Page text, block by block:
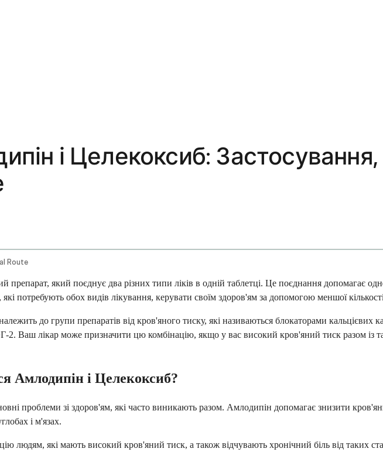
і Целекоксиб: Застосування,
Route
препарат, який поєднує два різних типи ліків в одній таблетці. Це поєднання допомагає
потребують обох видів лікування, керувати своїм здоров'ям за допомогою меншої
до групи препаратів від кров'яного тиску, які називаються блокаторами кальцієвих
2. Ваш лікар може призначити цю комбінацію, якщо у вас високий кров'яний тиск разом із
Амлодипін і Целекоксиб?
проблеми зі здоров'ям, які часто виникають разом. Амлодипін допомагає знизити
і м'язах.
людям, які мають високий кров'яний тиск, а також відчувають хронічний біль від таких